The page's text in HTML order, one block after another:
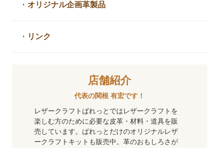
・ オリジナル企画革製品
・ リンク
店舗紹介
代表の関根 有宏です！
レザークラフトぱれっとではレザークラフトを
楽しむ方のために必要な皮革・材料・道具を販
売しています。ぱれっとだけのオリジナルレザ
ークラフトキットも販売中。革のおもしろさが